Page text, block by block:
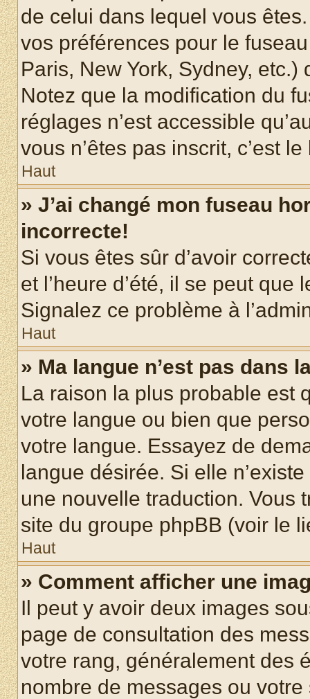
de celui dans lequel vous
vos préférences pour le
Paris, New York, Sydney, etc.)
Notez que la modification du
réglages n’est accessible
vous n’êtes pas inscrit, c’est
Haut
» J’ai changé mon fuseau
incorrecte!
Si vous êtes sûr d’avoir
et l’heure d’été, il se peut que
Signalez ce problème à
Haut
» Ma langue n’est pas dans
La raison la plus probable est
votre langue ou bien que
votre langue. Essayez de
langue désirée. Si elle
une nouvelle traduction. Vous
site du groupe phpBB (voir le
Haut
» Comment afficher une
Il peut y avoir deux images
page de consultation des
votre rang, généralement des
nombre de messages ou